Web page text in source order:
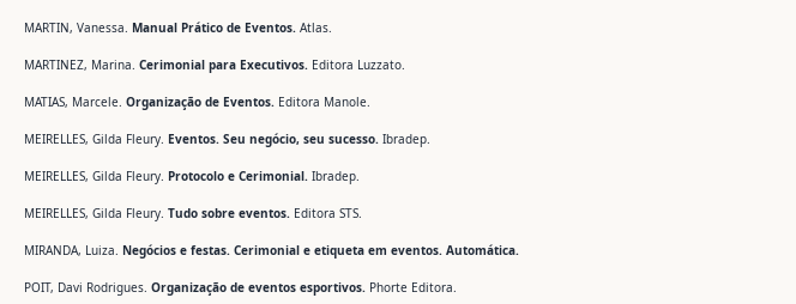
MARTIN, Vanessa. Manual Prático de Eventos. Atlas.
MARTINEZ, Marina. Cerimonial para Executivos. Editora Luzzato.
MATIAS, Marcele. Organização de Eventos. Editora Manole.
MEIRELLES, Gilda Fleury. Eventos. Seu negócio, seu sucesso. Ibradep.
MEIRELLES, Gilda Fleury. Protocolo e Cerimonial. Ibradep.
MEIRELLES, Gilda Fleury. Tudo sobre eventos. Editora STS.
MIRANDA, Luiza. Negócios e festas. Cerimonial e etiqueta em eventos. Automática.
POIT, Davi Rodrigues. Organização de eventos esportivos. Phorte Editora.